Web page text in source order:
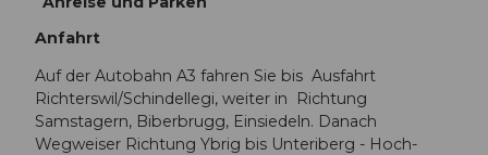
Anfahrt
Auf der Autobahn A3 fahren Sie bis Ausfahrt
Richterswil/Schindellegi, weiter in Richtung
Samstagern, Biberbrugg, Einsiedeln. Danach
Wegweiser Richtung Ybrig bis Unteriberg - Hoch-